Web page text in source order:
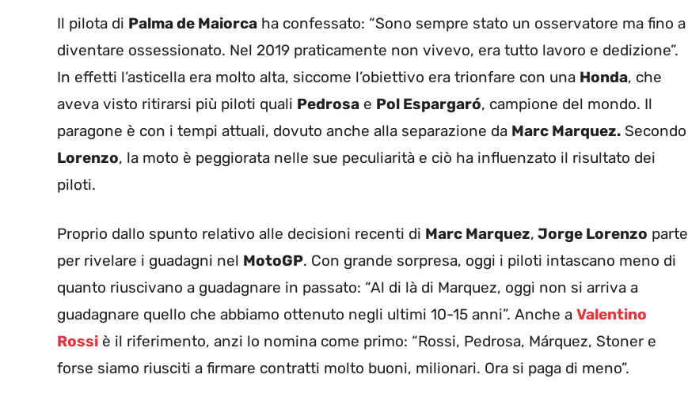
Il pilota di Palma de Maiorca ha confessato: “Sono sempre stato un osservatore ma fino a
diventare ossessionato. Nel 2019 praticamente non vivevo, era tutto lavoro e dedizione”.
In effetti l’asticella era molto alta, siccome l’obiettivo era trionfare con una Honda, che
aveva visto ritirarsi più piloti quali Pedrosa e Pol Espargaró, campione del mondo. Il
paragone è con i tempi attuali, dovuto anche alla separazione da Marc Marquez. Secondo
Lorenzo, la moto è peggiorata nelle sue peculiarità e ciò ha influenzato il risultato dei
piloti.
Proprio dallo spunto relativo alle decisioni recenti di Marc Marquez, Jorge Lorenzo parte
per rivelare i guadagni nel MotoGP. Con grande sorpresa, oggi i piloti intascano meno di
quanto riuscivano a guadagnare in passato: “Al di là di Marquez, oggi non si arriva a
guadagnare quello che abbiamo ottenuto negli ultimi 10-15 anni”. Anche a Valentino
Rossi è il riferimento, anzi lo nomina come primo: “Rossi, Pedrosa, Márquez, Stoner e
forse siamo riusciti a firmare contratti molto buoni, milionari. Ora si paga di meno”.